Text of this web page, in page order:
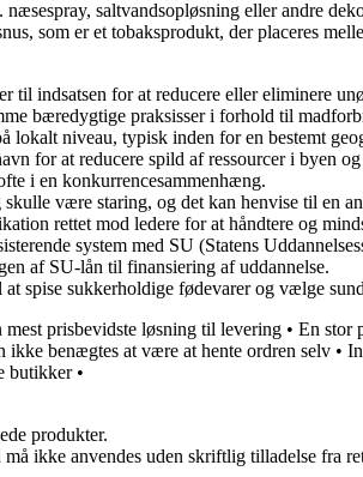
saltvandsopløsning eller andre
som er et tobaksprodukt, der placeres
indsatsen for at reducere eller eliminere
bæredygtige praksisser i forhold til
lokalt niveau, typisk inden for en bestemt
for at reducere spild af ressourcer i byen
i en konkurrencesammenhæng.
være staring, og det kan henvise til en
rettet mod ledere for at håndtere og
system med SU (Statens
af SU-lån til finansiering af uddannelse.
spise sukkerholdige fødevarer og vælge
mest prisbevidste løsning til levering • En stor
benægtes at være at hente ordren selv •
butikker•
produkter.
ikke anvendes uden skriftlig tilladelse fra